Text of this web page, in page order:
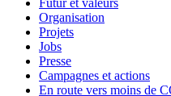
Futur et valeurs
Organisation
Projets
Jobs
Presse
Campagnes et actions
En route vers moins de